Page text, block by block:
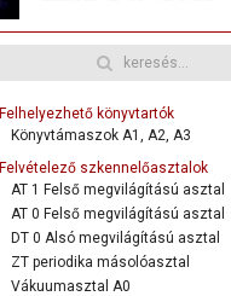
Felhelyezhető könyvtartók
Könyvtámaszok A1, A2, A3
Felvételező szkennelőasztalok
AT 1 Felső megvilágítású asztal
AT 0 Felső megvilágítású asztal
DT 0 Alsó megvilágítású asztal
ZT periodika másolóasztal
Vákuumasztal A0